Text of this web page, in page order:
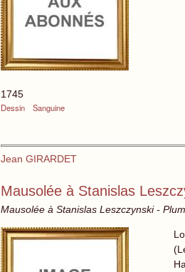
1745
Dessin
Sanguine
Jean GIRARDET
Mausolée à Stanislas
Mausolée à Stanislas Leszczynski -